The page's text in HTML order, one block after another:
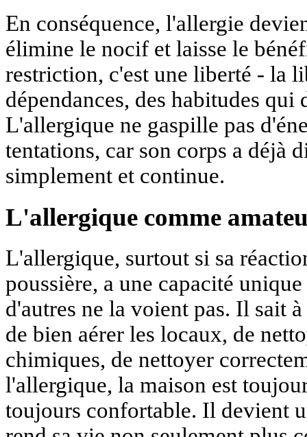
En conséquence, l'allergie
élimine le nocif et laisse le
restriction, c'est une liberté - la
dépendances, des habitudes qui
L'allergique ne gaspille pas
tentations, car son corps a déjà
simplement et continue.
L'allergique comme
L'allergique, surtout si sa
poussière, a une capacité
d'autres ne la voient pas. Il sait
de bien aérer les locaux, de
chimiques, de nettoyer
l'allergique, la maison est
toujours confortable. Il devient